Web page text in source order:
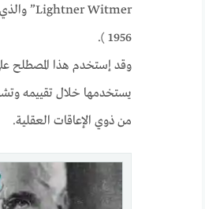
1956 ).
وقد إستخدم هذا المصطلح
يستخدمها خلال تقييمه
من ذوي الإعاقات العقلية.